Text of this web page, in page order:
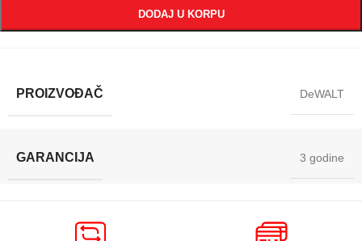
DODAJ U KORPU
PROIZVOĐAČ DeWALT
GARANCIJA 3 godine